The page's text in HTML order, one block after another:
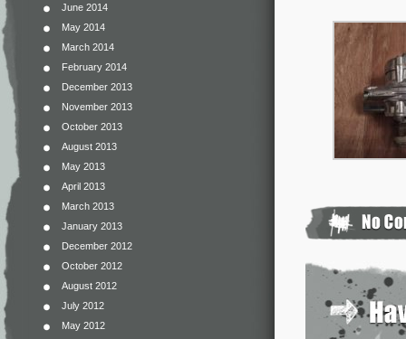
June 2014
May 2014
March 2014
February 2014
December 2013
November 2013
October 2013
August 2013
May 2013
April 2013
March 2013
January 2013
December 2012
October 2012
August 2012
July 2012
May 2012